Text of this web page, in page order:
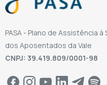
PASA - Plano de Assistência à
dos Aposentados da Vale
CNPJ: 39.419.809/0001-98